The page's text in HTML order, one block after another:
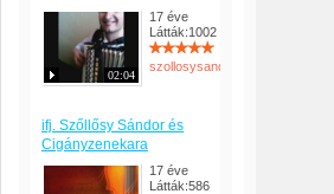
02:04
17 éve
Látták:1002
szollosysandor
ifj. Szőllősy Sándor és
Cigányzenekara
17 éve
Látták:586